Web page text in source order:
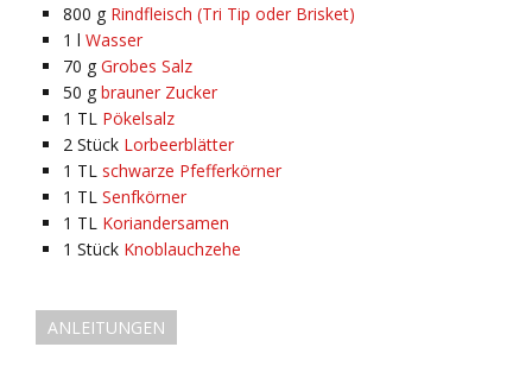
800 g Rindfleisch (Tri Tip oder Brisket)
1 l Wasser
70 g Grobes Salz
50 g brauner Zucker
1 TL Pökelsalz
2 Stück Lorbeerblätter
1 TL schwarze Pfefferkörner
1 TL Senfkörner
1 TL Koriandersamen
1 Stück Knoblauchzehe
ANLEITUNGEN